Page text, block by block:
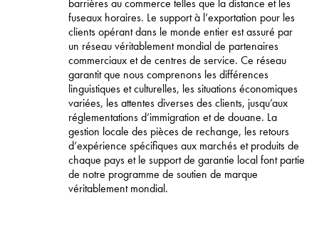
barrières au commerce telles que la distance et les
fuseaux horaires. Le support à l’exportation pour les
clients opérant dans le monde entier est assuré par
un réseau véritablement mondial de partenaires
commerciaux et de centres de service. Ce réseau
garantit que nous comprenons les différences
linguistiques et culturelles, les situations économiques
variées, les attentes diverses des clients, jusqu’aux
réglementations d’immigration et de douane. La
gestion locale des pièces de rechange, les retours
d’expérience spécifiques aux marchés et produits de
chaque pays et le support de garantie local font partie
de notre programme de soutien de marque
véritablement mondial.